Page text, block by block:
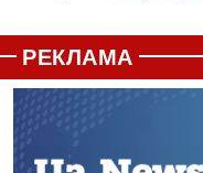
РЕКЛАМА